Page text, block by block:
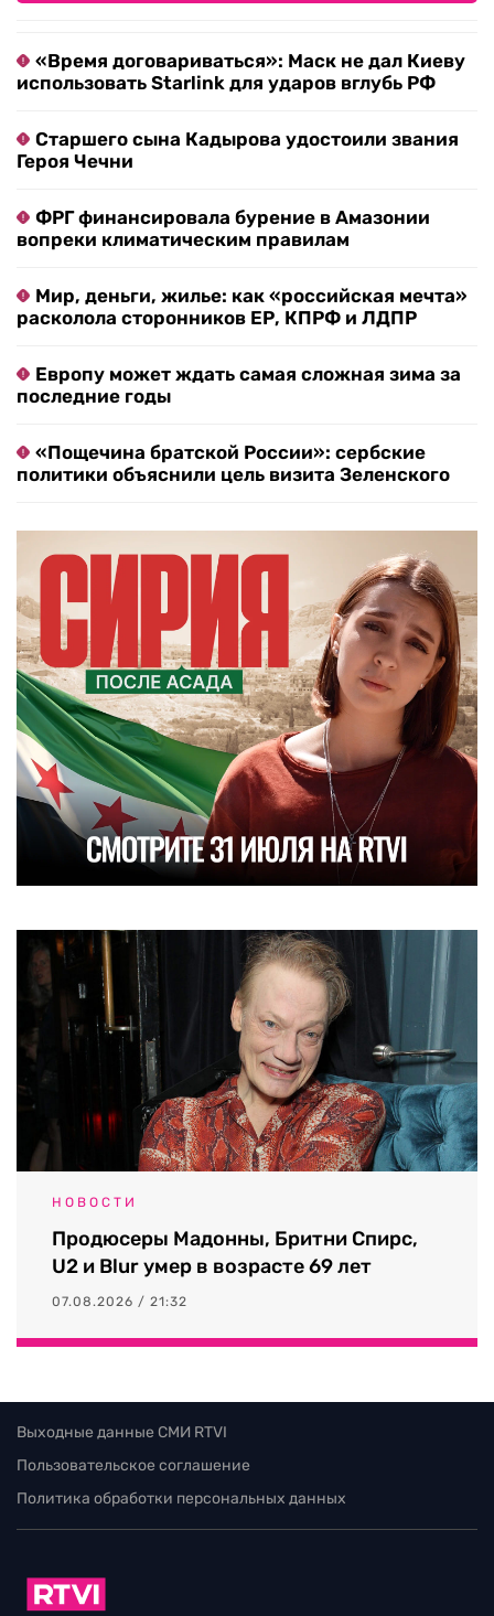
«Время договариваться»: Маск не дал Киеву
использовать Starlink для ударов вглубь РФ
Старшего сына Кадырова удостоили звания
Героя Чечни
ФРГ финансировала бурение в Амазонии
вопреки климатическим правилам
Мир, деньги, жилье: как «российская мечта»
расколола сторонников ЕР, КПРФ и ЛДПР
Европу может ждать самая сложная зима за
последние годы
«Пощечина братской России»: сербские
политики объяснили цель визита Зеленского
НОВОСТИ
Продюсеры Мадонны, Бритни Спирс,
U2 и Blur умер в возрасте 69 лет
07.08.2026 / 21:32
Выходные данные СМИ RTVI
Пользовательское соглашение
Политика обработки персональных данных